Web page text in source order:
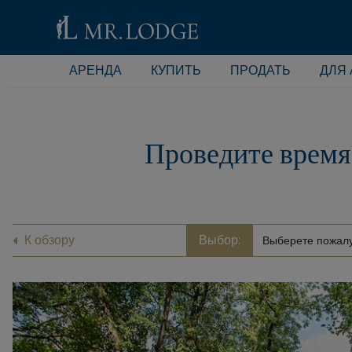
АРЕНДА КУПИТЬ ПРОДАТЬ ДЛЯ
Проведите
К обзору Выбор: